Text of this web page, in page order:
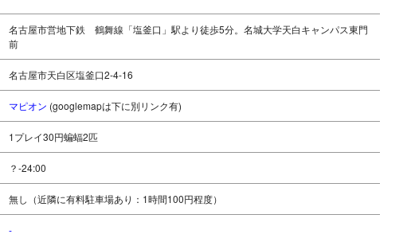
名古屋市営地下鉄 鶴舞線「塩釜口」駅より徒歩5分。名城大学天白キャンパス東門
前
名古屋市天白区塩釜口2-4-16
マピオン (googlemapは下に別リンク有)
1プレイ30円蝙蝠2匹
？-24:00
無し（近隣に有料駐車場あり：1時間100円程度）
-